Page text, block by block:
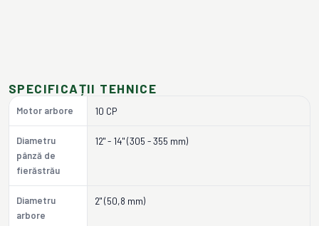
SPECIFICAȚII TEHNICE
Motor arbore 10 CP
Diametru
pânză de
fierăstrău
12" - 14" (305 - 355 mm)
Diametru
arbore
2" (50,8 mm)